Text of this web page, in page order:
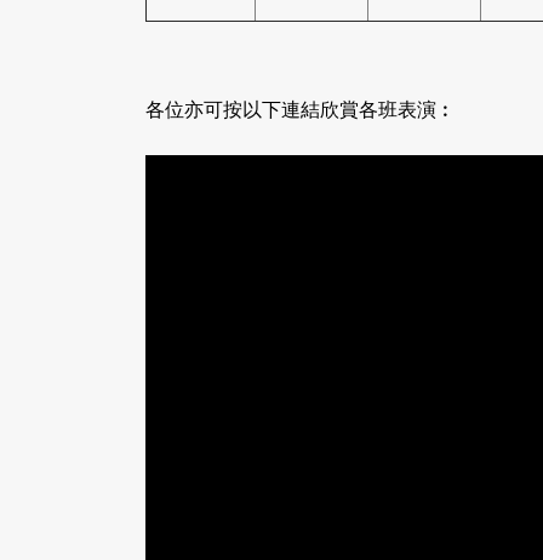
各位亦可按以下連結欣賞各班表演︰